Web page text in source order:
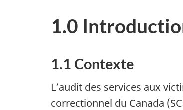
1.0
1.1 Contexte
L’audit des services aux
correctionnel du Canada